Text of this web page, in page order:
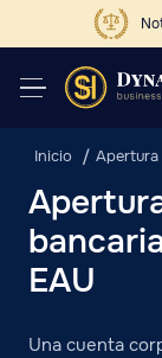
Inicio
EAU
Una cuenta